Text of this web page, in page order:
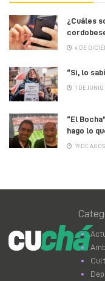
¿Cuáles
4 DE
“Si, lo
1 DE JUNIO
“El
hago lo
19 DE